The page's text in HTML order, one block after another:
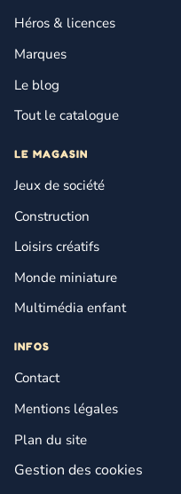
Héros & licences
Marques
Le blog
Tout le catalogue
LE MAGASIN
Jeux de société
Construction
Loisirs créatifs
Monde miniature
Multimédia enfant
INFOS
Contact
Mentions légales
Plan du site
Gestion des cookies